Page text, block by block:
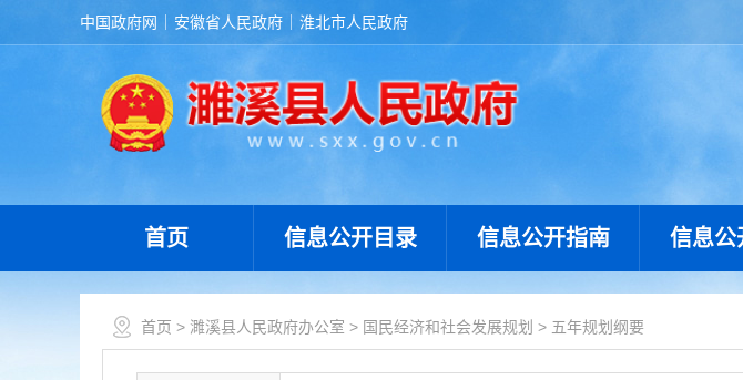
中国政府网 安徽省人民政府 淮北市人民政府
首页 信息公开目录 信息公开指南 信息公
首页 > 濉溪县人民政府办公室 > 国民经济和社会发展规划 > 五年规划纲要